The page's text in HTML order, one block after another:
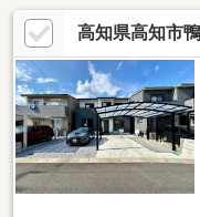
もありますので、ご検討
です。火が出ないIH調理
高知県高知市